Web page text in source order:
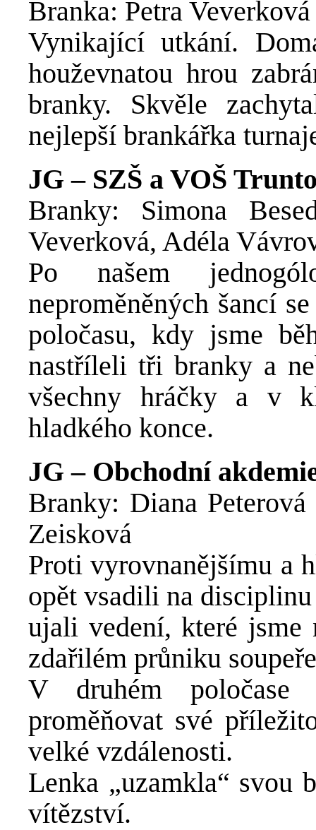
Branka: Petra Veverková
Vynikající utkání.
houževnatou hrou
branky. Skvěle
nejlepší brankářka
JG – SZŠ a VOŠ
Branky: Simona
Veverková, Adéla
Po našem
neproměněných šancí
poločasu, kdy jsme
nastříleli tři branky a
všechny hráčky a v
hladkého konce.
JG – Obchodní
Branky: Diana
Zeisková
Proti vyrovnanějšímu a
opět vsadili na
ujali vedení, které
zdařilém průniku
V druhém poločase
proměňovat své
velké vzdálenosti.
Lenka „uzamkla“ svou
vítězství.